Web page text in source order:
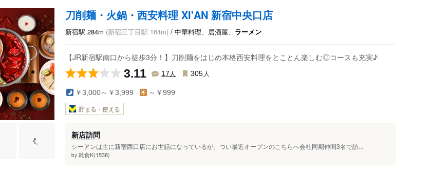
刀削麺・火鍋・西安料理 XI'AN 新宿中央口店
新宿駅 284m (新宿三丁目駅 164m) / 中華料理、居酒屋、 ラーメン
【JR新宿駅南口から徒歩3分！】刀削麺をはじめ本格西安料理をとことん楽しむ◎コースも充実♪
3.11 17 人 305 人
￥3,000～￥3,999 ～￥999
貯まる・使える
新店訪問
シーアンは主に新宿西口店にお世話になっているが、つい最近オープンのこちらへ会社同期仲間3名で訪...
by 雑食K(1538)